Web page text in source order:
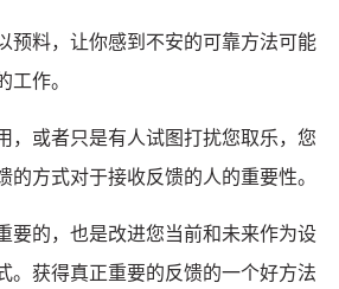
预料，让你感到不安的可靠方法可能
工作。
，或者只是有人试图打扰您取乐，您
的方式对于接收反馈的人的重要性。
要的，也是改进您当前和未来作为设
。获得真正重要的反馈的一个好方法